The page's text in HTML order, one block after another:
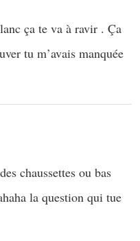
ça te va à ravir . Ça
tu m’avais manquée
chaussettes ou bas
la question qui tue